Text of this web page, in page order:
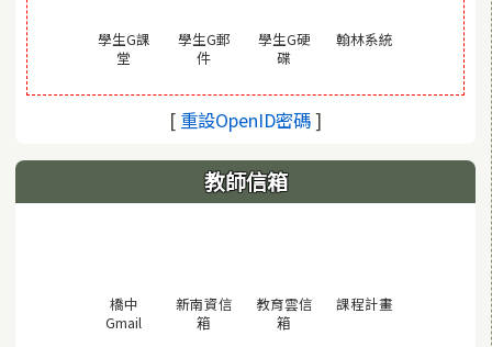
學生G課
堂
學生G郵
件(另開視窗)
學生G硬
碟(另開視窗)
翰林系統(另開視窗)
[ 重設OpenID密碼(另開視窗)
]
教師信箱
橋中
Gmail (另開視窗)
新南資信
箱
教育雲信
箱
課程計畫(另開視窗)